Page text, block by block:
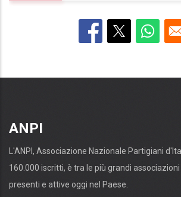
ANPI
L'ANPI, Associazione Nazionale Partigiani
160.000 iscritti, è tra le più grandi
presenti e attive oggi nel Paese.